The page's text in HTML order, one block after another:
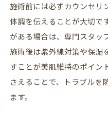
美肌を目指す女
ハーブピーリン
る方法
施術前には必ずカウンセリ
体調を伝えることが大切で
がある場合は、専門スタッ
施術後は紫外線対策や保湿
すことが美肌維持のポイン
さえることで、トラブルを
ます。